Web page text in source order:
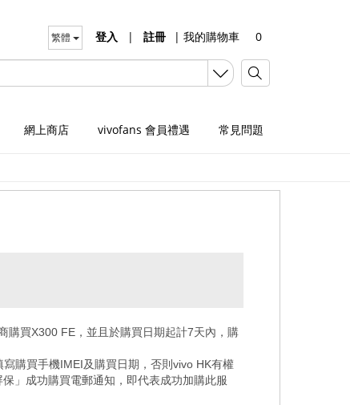
| 我的購物車 0
登入 | 註冊
繁體
網上商店 vivofans 會員禮遇 常見問題
購買X300 FE，並且於購買日期起計7天內，購
寫購買手機IMEI及購買日期，否則 vivo HK有權
保」成功購買電郵通知，即代表成功加購此服